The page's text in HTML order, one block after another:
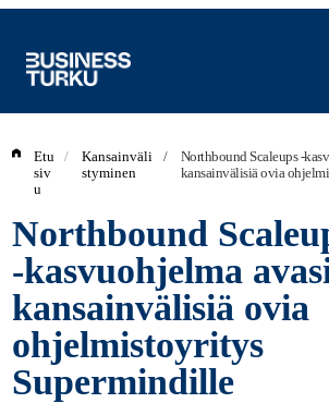
Etu
siv
u
/
Kansainväli
styminen
/
Northbound Scaleups
kansainvälisiä ovia
Northbound
‑kasvuohjelma
kansainvälisiä ovia
ohjelmistoyritys
Supermindille